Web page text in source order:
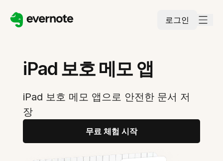
로그인
iPad 보호 메모 앱
iPad 보호 메모 앱으로 안전한 문서 저
장
무료 체험 시작